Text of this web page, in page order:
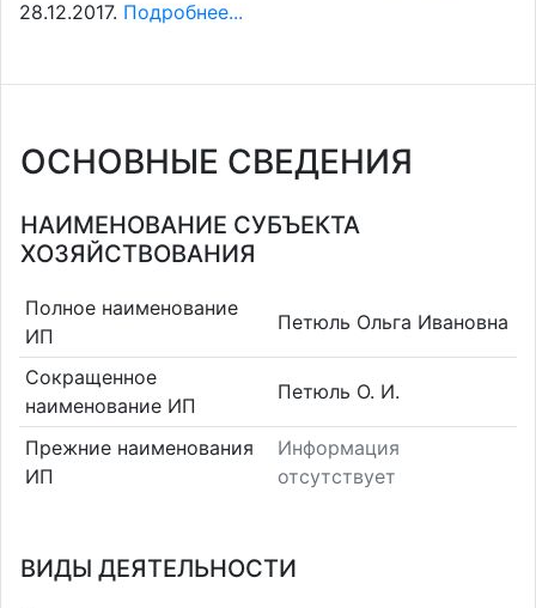
28.12.2017. Подробнее...
ОСНОВНЫЕ СВЕДЕНИЯ
НАИМЕНОВАНИЕ СУБЪЕКТА
ХОЗЯЙСТВОВАНИЯ
Полное наименование
ИП
Петюль Ольга Ивановна
Сокращенное
наименование ИП
Петюль О. И.
Прежние наименования
ИП
Информация
отсутствует
ВИДЫ ДЕЯТЕЛЬНОСТИ